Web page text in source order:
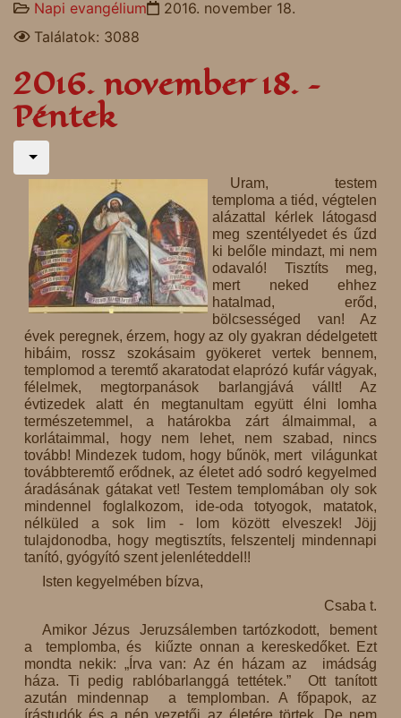
Napi evangélium
2016. november 18.
Találatok: 3088
2016. november 18. –
Péntek
Uram, testem
temploma a tiéd, végtelen
alázattal kérlek látogasd
meg szentélyedet és űzd
ki belőle mindazt, mi nem
odavaló! Tisztíts meg,
mert neked ehhez
hatalmad, erőd,
bölcsességed van! Az
évek peregnek, érzem, hogy az oly gyakran dédelgetett
hibáim, rossz szokásaim gyökeret vertek bennem,
templomod a teremtő akaratodat elaprózó kufár vágyak,
félelmek, megtorpanások barlangjává vállt! Az
évtizedek alatt én megtanultam együtt élni lomha
természetemmel, a határokba zárt álmaimmal, a
korlátaimmal, hogy nem lehet, nem szabad, nincs
tovább! Mindezek tudom, hogy bűnök, mert világunkat
továbbteremtő erődnek, az életet adó sodró kegyelmed
áradásának gátakat vet! Testem templomában oly sok
mindennel foglalkozom, ide-oda totyogok, matatok,
nélküled a sok lim - lom között elveszek! Jöjj
tulajdonodba, hogy megtisztíts, felszentelj mindennapi
tanító, gyógyító szent jelenléteddel!!
Isten kegyelmében bízva,
Csaba t.
Amikor Jézus Jeruzsálemben tartózkodott, bement
a templomba, és kiűzte onnan a kereskedőket. Ezt
mondta nekik: „Írva van: Az én házam az imádság
háza. Ti pedig rablóbarlanggá tettétek.” Ott tanított
azután mindennap a templomban. A főpapok, az
írástudók és a nép vezetői az életére törtek. De nem